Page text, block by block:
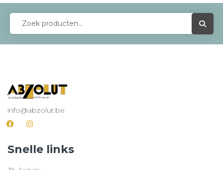
info@abzolut.be
Snelle links